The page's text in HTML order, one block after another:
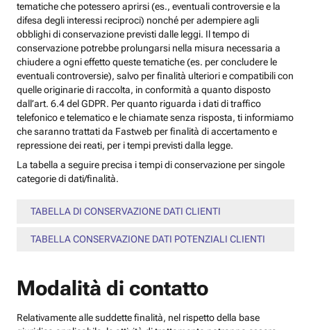
tematiche che potessero aprirsi (es., eventuali controversie e la
difesa degli interessi reciproci) nonché per adempiere agli
obblighi di conservazione previsti dalle leggi. Il tempo di
conservazione potrebbe prolungarsi nella misura necessaria a
chiudere a ogni effetto queste tematiche (es. per concludere le
eventuali controversie), salvo per finalità ulteriori e compatibili con
quelle originarie di raccolta, in conformità a quanto disposto
dall’art. 6.4 del GDPR. Per quanto riguarda i dati di traffico
telefonico e telematico e le chiamate senza risposta, ti informiamo
che saranno trattati da Fastweb per finalità di accertamento e
repressione dei reati, per i tempi previsti dalla legge.
La tabella a seguire precisa i tempi di conservazione per singole
categorie di dati/finalità.
TABELLA DI CONSERVAZIONE DATI CLIENTI
TABELLA CONSERVAZIONE DATI POTENZIALI CLIENTI
Modalità di contatto
Relativamente alle suddette finalità, nel rispetto della base